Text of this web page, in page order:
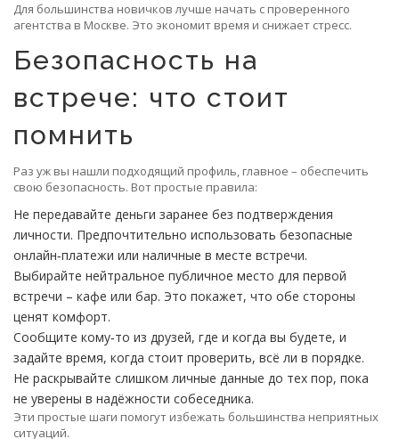
Для большинства новичков лучше начать с проверенного
агентства в Москве. Это экономит время и снижает стресс.
Безопасность на
встрече: что стоит
помнить
Раз уж вы нашли подходящий профиль, главное – обеспечить
свою безопасность. Вот простые правила:
Не передавайте деньги заранее без подтверждения
личности. Предпочтительно использовать безопасные
онлайн‑платежи или наличные в месте встречи.
Выбирайте нейтральное публичное место для первой
встречи – кафе или бар. Это покажет, что обе стороны
ценят комфорт.
Сообщите кому‑то из друзей, где и когда вы будете, и
задайте время, когда стоит проверить, всё ли в порядке.
Не раскрывайте слишком личные данные до тех пор, пока
не уверены в надёжности собеседника.
Эти простые шаги помогут избежать большинства неприятных
ситуаций.